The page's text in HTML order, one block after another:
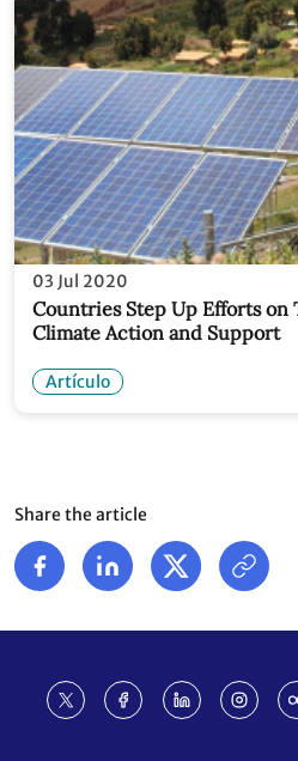
03 Jul 2020
Countries Step Up Efforts on
Climate Action and Support
Artículo
Share the article